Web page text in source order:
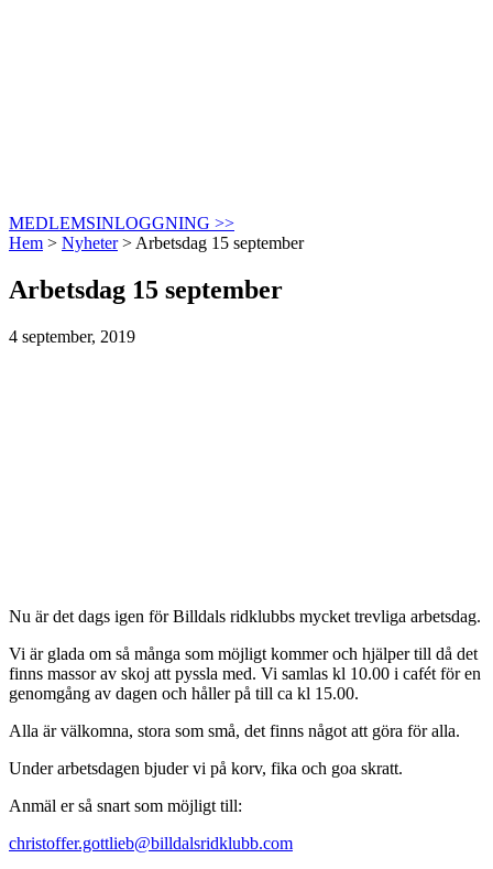
MEDLEMSINLOGGNING >>
Hem > Nyheter> Arbetsdag 15 september
Arbetsdag 15 september
4 september, 2019
Nu är det dags igen för Billdals ridklubbs mycket trevliga arbetsdag.
Vi är glada om så många som möjligt kommer och hjälper till då det
finns massor av skoj att pyssla med. Vi samlas kl 10.00 i cafét för en
genomgång av dagen och håller på till ca kl 15.00.
Alla är välkomna, stora som små, det finns något att göra för alla.
Under arbetsdagen bjuder vi på korv, fika och goa skratt.
Anmäl er så snart som möjligt till:
christoffer.gottlieb@billdalsridklubb.com